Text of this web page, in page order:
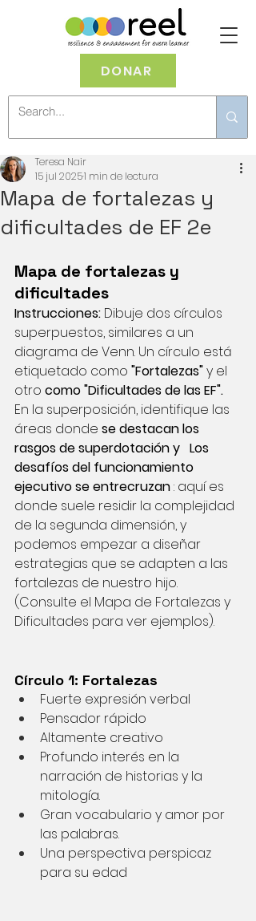
DONAR
Mapa de fortalezas y
dificultades de EF 2e
Teresa Nair
15 jul 20251 min de lectura
Mapa de fortalezas y
dificultades
Instrucciones: Dibuje dos círculos
superpuestos, similares a un
diagrama de Venn. Un círculo está
etiquetado como "Fortalezas"y el
otro como "Dificultades de las EF".
En la superposición, identifique las
áreas donde se destacan los
rasgos de superdotación y Los
desafíos del funcionamiento
ejecutivo se entrecruzan: aquí es
donde suele residir la complejidad
de la segunda dimensión, y
podemos empezar a diseñar
estrategias que se adapten a las
fortalezas de nuestro hijo.
(Consulte el Mapa de Fortalezas y
Dificultades para ver ejemplos).
Círculo 1: Fortalezas
Fuerte expresión verbal
Pensador rápido
Altamente creativo
Profundo interés en la
narración de historias y la
mitología.
Gran vocabulario y amor por
las palabras.
Una perspectiva perspicaz
para su edad